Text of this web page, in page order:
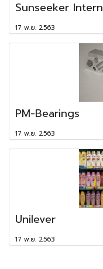
Sunseeker
17 พ.ย. 2563
PM-Bearings
17 พ.ย. 2563
Unilever
17 พ.ย. 2563